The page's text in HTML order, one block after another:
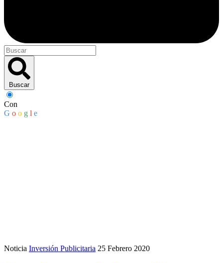
Buscar
Con
G o o g l e
Noticia Inversión Publicitaria 25 Febrero 2020